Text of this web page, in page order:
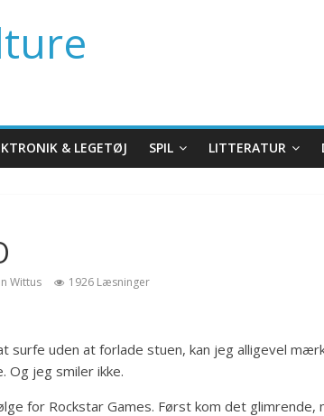
& LEGETØJ SPIL LITTERATUR
Wittus 1926 Læsninger
surfe uden at forlade stuen, kan jeg alligevel
Og jeg smiler ikke.
for Rockstar Games. Først kom det glimrende,